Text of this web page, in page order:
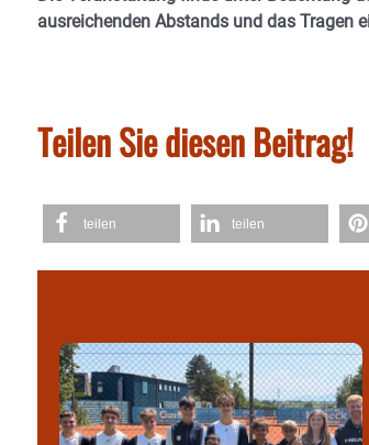
ausreichenden Abstands und das Tragen
Teilen Sie diesen Beitrag!
teilen teilen